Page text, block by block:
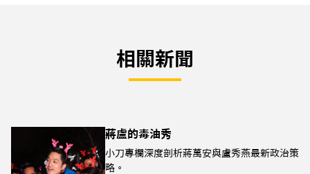
相關新聞
蔣盧的毒油秀
小刀專欄深度剖析蔣萬安與盧秀燕最新政治策
略。